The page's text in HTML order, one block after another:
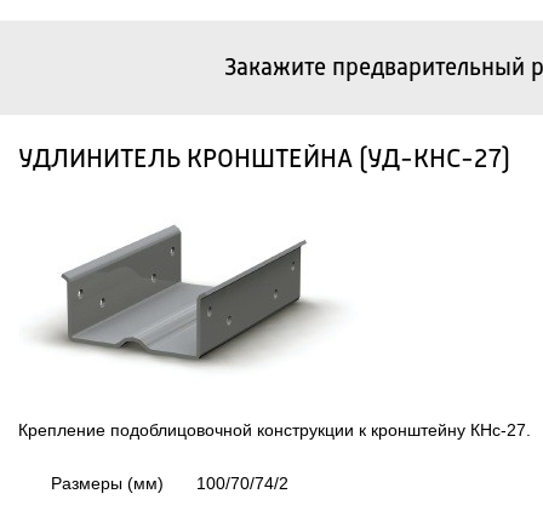
Закажите предварительный
УДЛИНИТЕЛЬ КРОНШТЕЙНА (УД-КНС-27)
Крепление подоблицовочной конструкции к кронштейну КНс-27.
Размеры (мм) 100/70/74/2